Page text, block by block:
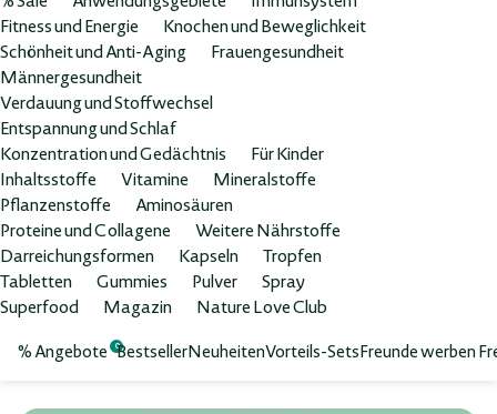
Fitness und Energie
Knochen und Beweglichkeit
Schönheit und Anti-Aging
Frauengesundheit
Männergesundheit
Verdauung und Stoffwechsel
Entspannung und Schlaf
Konzentration und Gedächtnis
Für Kinder
Inhaltsstoffe
Vitamine
Mineralstoffe
Pflanzenstoffe
Aminosäuren
Proteine und Collagene
Weitere Nährstoffe
Darreichungsformen
Kapseln
Tropfen
Tabletten
Gummies Pulver
Spray
Superfood
Magazin Nature Love Club
% Angebote 0BestsellerNeuheitenVorteils-SetsFreunde werben